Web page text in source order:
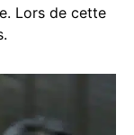
Lors de cette